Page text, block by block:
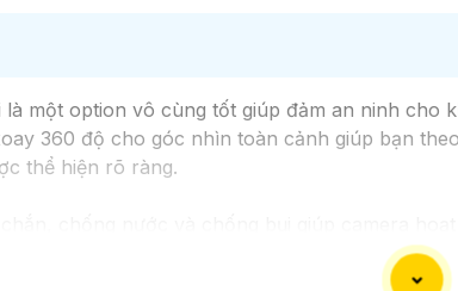
là một option vô cùng tốt giúp đảm an ninh
360 độ cho góc nhìn toàn cảnh giúp bạn
thể hiện rõ ràng.
không cần lo lắng về việc bị xâm nhập hoặc mất